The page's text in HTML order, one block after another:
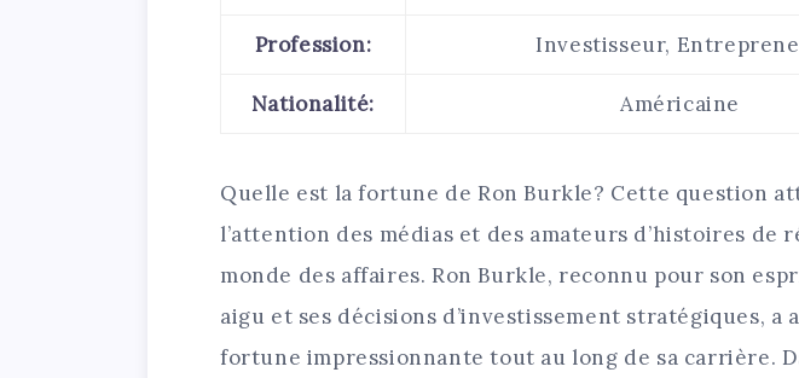
Profession: Investisseur,
Nationalité: Américaine
Quelle est la fortune de Ron Burkle? Cette question
l’attention des médias et des amateurs d’histoires de
monde des affaires. Ron Burkle, reconnu pour son
aigu et ses décisions d’investissement stratégiques, a
fortune impressionnante tout au long de sa carrière.